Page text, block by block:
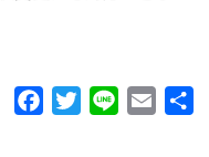
FacebookTwitterLine Email